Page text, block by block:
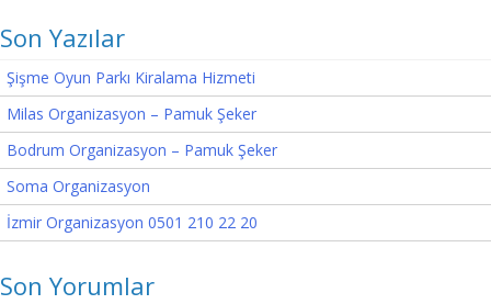
Son Yazılar
Şişme Oyun Parkı Kiralama Hizmeti
Milas Organizasyon – Pamuk Şeker
Bodrum Organizasyon – Pamuk Şeker
Soma Organizasyon
İzmir Organizasyon 0501 210 22 20
Son Yorumlar